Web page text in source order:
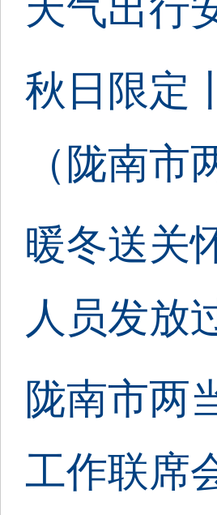
秋日限定
（陇南市
暖冬送关
人员发放
陇南市两
工作联席